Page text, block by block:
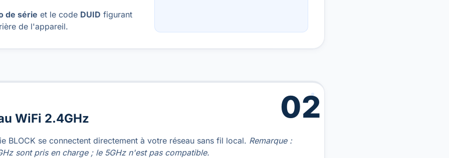
de série et le code DUID figurant
de l'appareil.
02
WiFi 2.4GHz
BLOCK se connectent directement à votre réseau sans fil local. Remarque :
sont pris en charge ; le 5GHz n'est pas compatible.